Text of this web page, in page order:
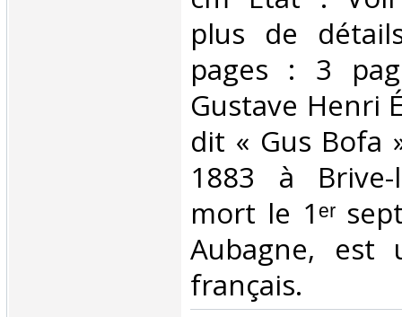
plus de
pages : 3
Gustave Henri
dit « Gus Bofa
1883 à Brive-
mort le 1ᵉʳ
Aubagne, est
français.‎